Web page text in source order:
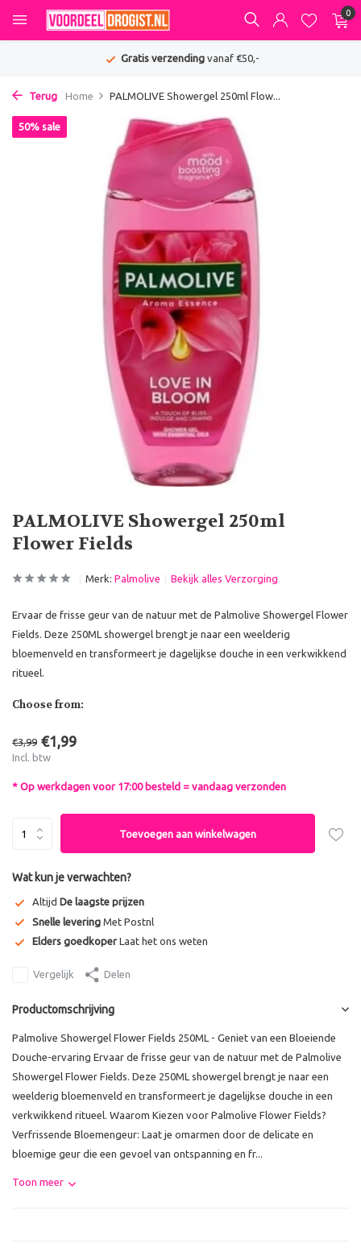
0
Gratis verzendingvanaf €50,-
Terug Home PALMOLIVE Showergel 250ml Flow...
PALMOLIVE Showergel 250ml
Flower Fields
50% sale
Merk: Palmolive Bekijk alles Verzorging
Ervaar de frisse geur van de natuur met de Palmolive Showergel Flower
Fields. Deze 250ML showergel brengt je naar een weelderig
bloemenveld en transformeert je dagelijkse douche in een verkwikkend
ritueel.
Choose from:
€3,99 €1,99
Incl. btw
* Op werkdagen voor 17:00 besteld = vandaag verzonden
Toevoegen aan winkelwagen
Wat kun je verwachten?
Altijd De laagste prijzen
Snelle levering Met Postnl
Elders goedkoper Laat het ons weten
Vergelijk Delen
Productomschrijving
Palmolive Showergel Flower Fields 250ML - Geniet van een Bloeiende
Douche-ervaring Ervaar de frisse geur van de natuur met de Palmolive
Showergel Flower Fields. Deze 250ML showergel brengt je naar een
weelderig bloemenveld en transformeert je dagelijkse douche in een
verkwikkend ritueel. Waarom Kiezen voor Palmolive Flower Fields?
Verfrissende Bloemengeur: Laat je omarmen door de delicate en
bloemige geur die een gevoel van ontspanning en fr...
Toon meer